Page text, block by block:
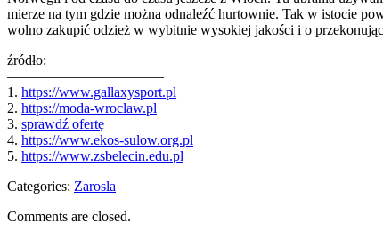
mierze na tym gdzie można odnaleźć hurtownie. Tak w istocie
wolno zakupić odzież w wybitnie wysokiej jakości i o
źródło:
———————————
1. https://www.gallaxysport.pl
2. https://moda-wroclaw.pl
3. sprawdź ofertę
4. https://www.ekos-sulow.org.pl
5. https://www.zsbelecin.edu.pl
Categories: Zarosla
Comments are closed.